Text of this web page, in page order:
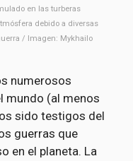
en las turberas
debido a diversas
/ Imagen: Mykhailo
numerosos
mundo (al menos
sido testigos del
guerras que
en el planeta. La